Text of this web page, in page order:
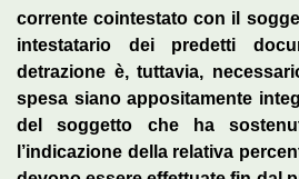
corrente cointestato con il
intestatario dei predetti
detrazione è, tuttavia,
spesa siano appositamente
del soggetto che ha
l’indicazione della relativa